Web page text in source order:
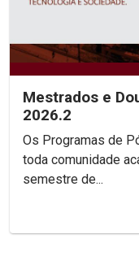
Mestrados e
2026.2
Os Programas de
toda comunidade
semestre de...